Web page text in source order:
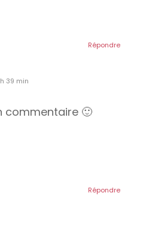
39 min
commentaire 🙂
Répondre
Répondre